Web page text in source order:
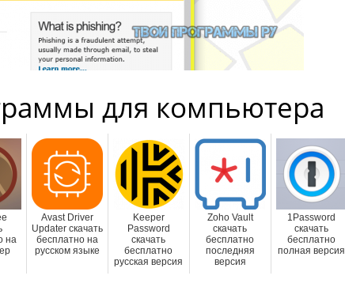
для компьютера
на
Avast Driver
Updater скачать
бесплатно на
русском языке
Keeper
Password
скачать
бесплатно
русская версия
Zoho Vault
скачать
бесплатно
последняя
версия
1Password
скачать
бесплатно
полная версия